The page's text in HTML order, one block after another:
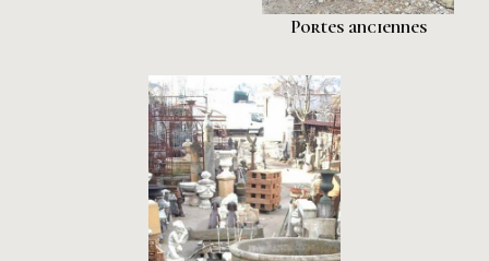
Portes anciennes